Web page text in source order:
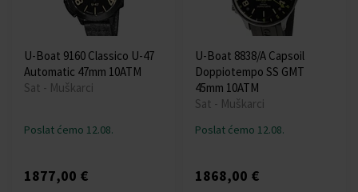
U-Boat 9160 Classico U-47
Automatic 47mm 10ATM
Sat - Muškarci
Poslat ćemo 12.08.
1877,00 €
U-Boat 8838/A Capsoil
Doppiotempo SS GMT
45mm 10ATM
Sat - Muškarci
Poslat ćemo 12.08.
1868,00 €